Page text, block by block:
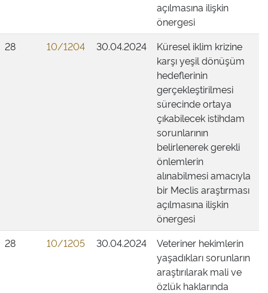
açılmasına ilişkin
önergesi
28
10/1204 30.04.2024
Küresel iklim krizine
karşı yeşil dönüşüm
hedeflerinin
gerçekleştirilmesi
sürecinde ortaya
çıkabilecek istihdam
sorunlarının
belirlenerek gerekli
önlemlerin
alınabilmesi amacıyla
bir Meclis araştırması
açılmasına ilişkin
önergesi
28
10/1205 30.04.2024
Veteriner hekimlerin
yaşadıkları sorunların
araştırılarak mali ve
özlük haklarında